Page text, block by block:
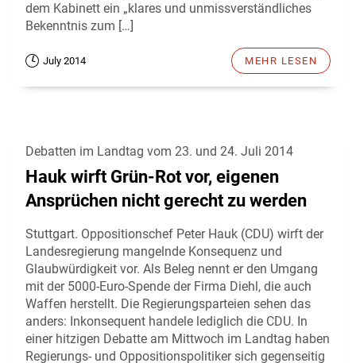
dem Kabinett ein „klares und unmissverständliches
Bekenntnis zum […]
July 2014 MEHR LESEN
Debatten im Landtag vom 23. und 24. Juli 2014
Hauk wirft Grün-Rot vor, eigenen
Ansprüchen nicht gerecht zu werden
Stuttgart. Oppositionschef Peter Hauk (CDU) wirft der
Landesregierung mangelnde Konsequenz und
Glaubwürdigkeit vor. Als Beleg nennt er den Umgang
mit der 5000-Euro-Spende der Firma Diehl, die auch
Waffen herstellt. Die Regierungsparteien sehen das
anders: Inkonsequent handele lediglich die CDU. In
einer hitzigen Debatte am Mittwoch im Landtag haben
Regierungs- und Oppositionspolitiker sich gegenseitig